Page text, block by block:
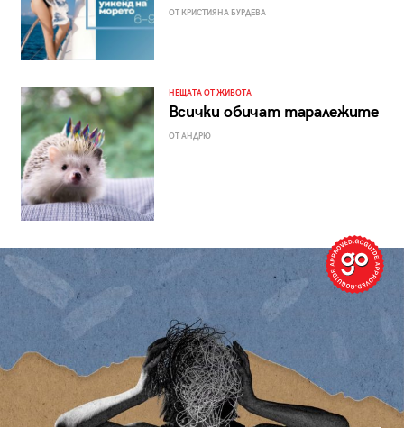
ОТ КРИСТИЯНА БУРДЕВА
НЕЩАТА ОТ ЖИВОТА
Всички обичат таралежите
ОТ АНДРЮ